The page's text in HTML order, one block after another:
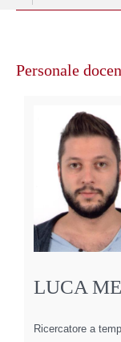
contenuto
Personale
LUCA
Ricercatore a